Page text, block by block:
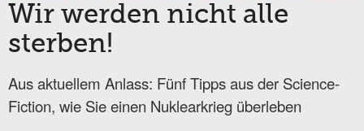
Wir werden nicht alle
sterben!
Aus aktuellem Anlass: Fünf Tipps aus der Science-
Fiction, wie Sie einen Nuklearkrieg überleben